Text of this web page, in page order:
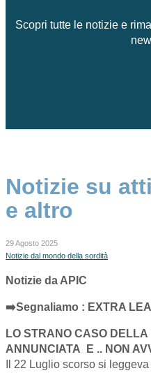
Scopri tutte le notizie e
Notizie su
e altro
29 Agosto 2025
Notizie dal mondo della sordità
Notizie da APIC
➡️Segnaliamo : EXTRA
LO STRANO CASO
ANNUNCIATA E .. NON
Il 22 Luglio scorso si